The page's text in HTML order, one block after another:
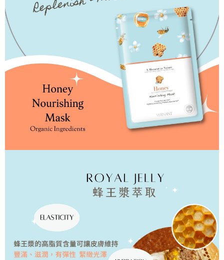
３．未成年的使用者請事先徵得法定代理人或監護人之同意方可使用
「AFTEE先享後付」，若未經同意申辦者引起之損失，本公司不負相關責
４．使用「AFTEE先享後付」時，將依據個別帳號之用戶狀況，依本公司即
時審查核予不同之上限額度；若仍有額度不足之情形，本公司將視審查結果
請求用戶進行身份認證。
５．嚴禁一人註冊多個帳號或使用他人資訊註冊。若發現惡意使用之情形，
恩沛科技股份有限公司將有權停止該用戶之使用額度並採取法律行動。